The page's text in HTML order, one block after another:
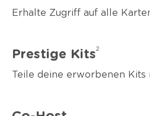
Erhalte Zugriff auf alle
Prestige Kits2
Teile deine erworbenen Kits